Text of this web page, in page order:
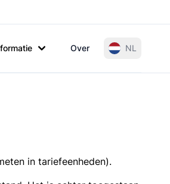
Over NL
in tariefeenheden).